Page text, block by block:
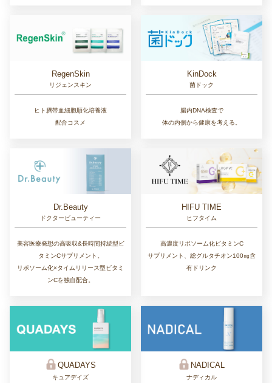
RegenSkin
リジェンスキン
ヒト臍帯血細胞順化培養液
配合コスメ
KinDock
菌ドック
腸内DNA検査で
体の内側から健康を考える。
Dr.Beauty
ドクタービューティー
美容医療発想の高吸収&長時間持続型ビ
タミンCサプリメント。
リポソーム化×タイムリリース型ビタミ
ンCを独自配合。
HIFU TIME
ヒフタイム
高濃度リポソーム化ビタミンC
サプリメント、総グルタチオン100㎎含
有ドリンク
QUADAYS
キュアデイズ
NADICAL
ナディカル